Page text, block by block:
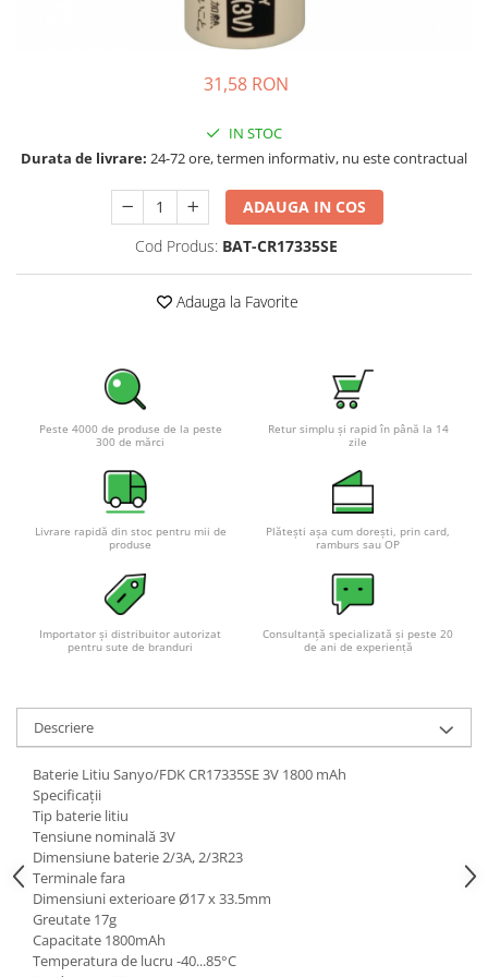
Incarcatoare acumulatori
Panouri fotovoltaice si accesorii
Accesorii
Invertoare Hibrid
Invertoare On-grid
Sisteme de stocare energie
Pachete complete stocare energie
Sisteme de Stocare Comerciale
Sisteme fotovoltaice complete
Sisteme fotovoltaice de putere
mica (rulota/caravan/case de
vacanta)
Sisteme fotovoltaice profesionale
Statii de incarcare vehicule
electrice
Statii de incarcare
Cabluri de incarcare vehicule
electrice
Prize de incarcare vehicule
electrice
Accesorii
Turbine eoliene pentru casă
31,58 RON
IN STOC
Durata de livrare: 24-72 ore, termen informativ, nu este contractual
ADAUGA IN COS
Cod Produs: BAT-CR17335SE
Adauga la Favorite
Peste 4000 de produse de la peste
300 de mărci
Retur simplu și rapid în până la 14
zile
Livrare rapidă din stoc pentru mii de
produse
Plătești așa cum dorești, prin card,
ramburs sau OP
Importator și distribuitor autorizat
pentru sute de branduri
Consultanță specializată și peste 20
de ani de experiență
Descriere
Baterie Litiu Sanyo/FDK CR17335SE 3V 1800 mAh
Specificații
Tip baterie litiu
Tensiune nominală 3V
Dimensiune baterie 2/3A, 2/3R23
Terminale fara
Dimensiuni exterioare Ø17 x 33.5mm
Greutate 17g
Capacitate 1800mAh
Temperatura de lucru -40...85°C